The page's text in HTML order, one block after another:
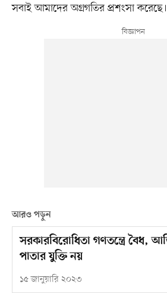
সবাই আমাদের অগ্রগতির প্রশংসা করেছে।
আরও পড়ুন
সরকারবিরোধিতা গণতন্ত্রে বৈধ,
পাতার যুক্তি নয়
১৫ জানুয়ারি ২০২৩